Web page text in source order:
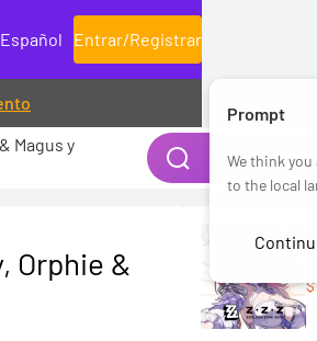
Español Entrar/Registrar
Prompt
We think
to the local
Magus y
Orphie &
$